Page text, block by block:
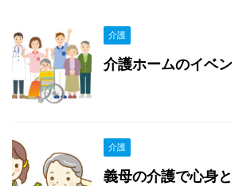
介護
介護ホームのイベン
介護
義母の介護で心身